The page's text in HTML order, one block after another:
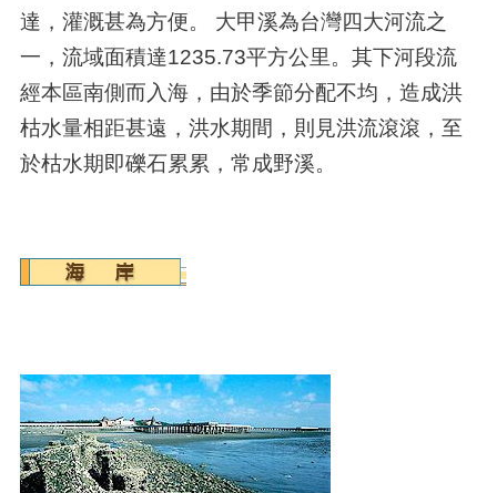
達，灌溉甚為方便。 大甲溪為台灣四大河流之
一，流域面積達1235.73平方公里。其下河段流
經本區南側而入海，由於季節分配不均，造成洪
枯水量相距甚遠，洪水期間，則見洪流滾滾，至
於枯水期即礫石累累，常成野溪。